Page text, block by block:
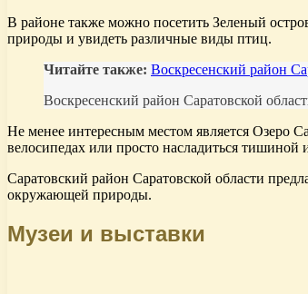
В районе также можно посетить Зеленый
природы и увидеть различные виды птиц.
Читайте также: Воскресенский район
Воскресенский район Саратовской
Не менее интересным местом является Озеро
велосипедах или просто насладиться тишиной
Саратовский район Саратовской области
окружающей природы.
Музеи и выставки